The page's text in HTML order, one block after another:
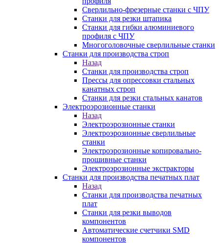
Сверлильно-фрезерные станки с ЧПУ
Станки для резки штапика
Станки для гибки алюминиевого
профиля с ЧПУ
Многоголовочные сверлильные станки
Станки для производства строп
Назад
Станки для производства строп
Прессы для опрессовки стальных
канатных строп
Станки для резки стальных канатов
Электроэрозионные станки
Назад
Электроэрозионные станки
Электроэрозионные сверлильные
станки
Электроэрозионные копировально-
прошивные станки
Электроэрозионные экстракторы
Станки для производства печатных плат
Назад
Станки для производства печатных
плат
Станки для резки выводов
компонентов
Автоматические счетчики SMD
компонентов